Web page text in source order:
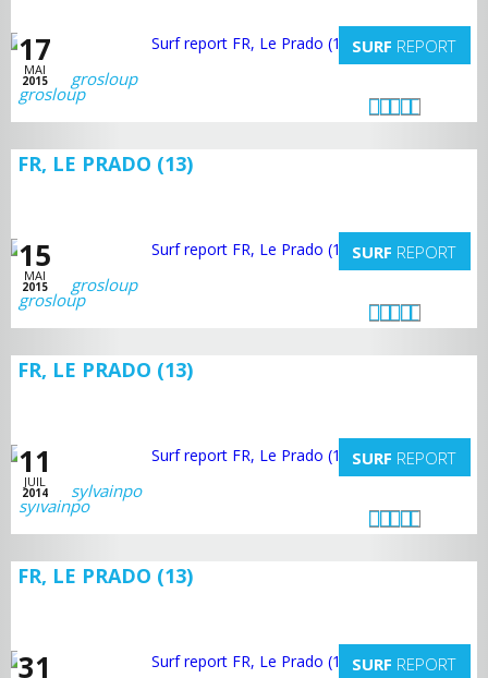
17
MAI
2015
SURF REPORT
grosloup
FR, LE PRADO (13)
15
MAI
2015
SURF REPORT
grosloup
FR, LE PRADO (13)
11
JUIL
2014
SURF REPORT
sylvainpo
FR, LE PRADO (13)
31 SURF REPORT